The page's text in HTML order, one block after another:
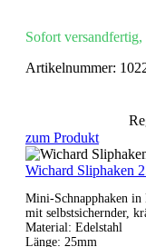
Sofort
Artikelnummer:
zum Produkt
Wichard Sliphaken
Mini-Schnapphaken in
mit selbstsichernder,
Material: Edelstahl
Länge: 25mm